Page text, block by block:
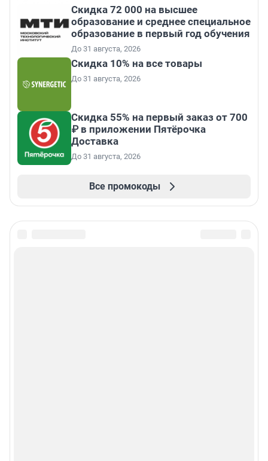
Скидка 72 000 на высшее
образование и среднее специальное
образование в первый год обучения
До 31 августа, 2026
Скидка 10% на все товары
До 31 августа, 2026
Скидка 55% на первый заказ от 700
₽ в приложении Пятёрочка
Доставка
До 31 августа, 2026
Все промокоды